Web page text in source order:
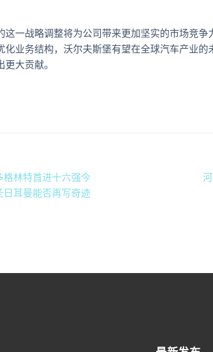
这一战略调整将为公司带来更加坚实的市场竞
化业务结构，沃尔夫斯堡有望在全球汽车产业
大贡献。
格林特首进十六强今
日耳曼能否再写奇迹